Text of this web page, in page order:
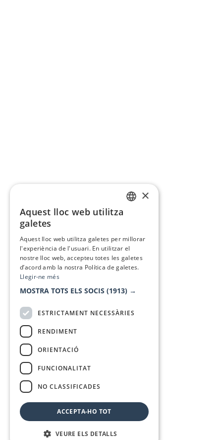
×
Aquest lloc web utilitza
galetes
Aquest lloc web utilitza galetes per millorar
l'experiència de l'usuari. En utilitzar el
nostre lloc web, accepteu totes les galetes
d’acord amb la nostra Política de galetes.
Llegir-ne més
MOSTRA TOTS ELS SOCIS (1913) →
ESTRICTAMENT NECESSÀRIES
RENDIMENT
ORIENTACIÓ
FUNCIONALITAT
NO CLASSIFICADES
ACCEPTA-HO TOT
VEURE ELS DETALLS